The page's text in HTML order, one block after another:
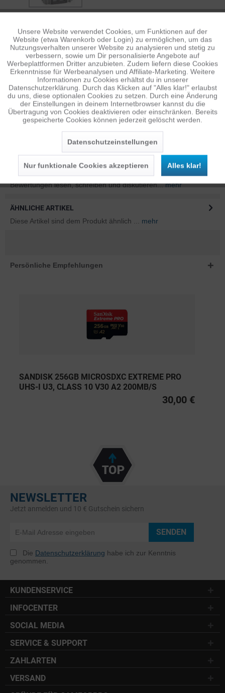
Features SO VIELFÄLTIG WIE DU: ob deine Drohne, Kamera,
mehr
Bewertungen lesen, schreiben und diskutieren...mehr
ÄHNLICHE ARTIKEL
Diese Artikel sind dem Produkt ähnlich ...
mehr
Persönliche Empfehlungen
SANDISK 256GB MICROSDXC EXTREME PRO
UHS-I U3, CLASS 10 V30 A2 200MB/S
30,00 €
NEWSLETTER
Jetzt anmelden und 10 € Gutschein sichern
SENDEN
Die Datenschutzerklärung habe ich zur Kenntnis
genommen.
KUNDENSERVICE
INFOCENTER
SOCIAL MEDIA
SERVICE & SUPPORT
ZAHLARTEN
VERSAND
Funktionale Aktiv
Tracking Inaktiv
Personalisierung Inaktiv
Service Inaktiv
Unsere Website verwendet Cookies, um Funktionen auf der
Website (etwa Warenkorb oder Login) zu ermöglichen, um das
Nutzungsverhalten unserer Website zu analysieren und stetig zu
verbessern, sowie um Dir personalisierte Angebote auf
Werbeplattformen Dritter anzubieten. Zudem liefern diese Cookies
Erkenntnisse für Werbeanalysen und Affiliate-Marketing. Weitere
Informationen zu Cookies erhältst du in unserer
Datenschutzerklärung. Durch das Klicken auf "Alles klar!" erlaubst
du uns, diese optionalen Cookies zu setzen. Durch eine Änderung
der Einstellungen in deinem Internetbrowser kannst du die
Übertragung von Cookies deaktivieren oder einschränken. Bereits
gespeicherte Cookies können jederzeit gelöscht werden.
Datenschutzeinstellungen
Nur funktionale Cookies akzeptieren Alles klar!